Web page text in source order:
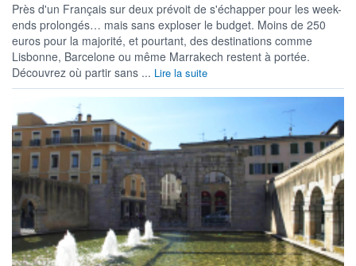
Près d'un Français sur deux prévoit de s'échapper pour les week-
ends prolongés… mais sans exploser le budget. Moins de 250
euros pour la majorité, et pourtant, des destinations comme
Lisbonne, Barcelone ou même Marrakech restent à portée.
Découvrez où partir sans ... Lire la suite